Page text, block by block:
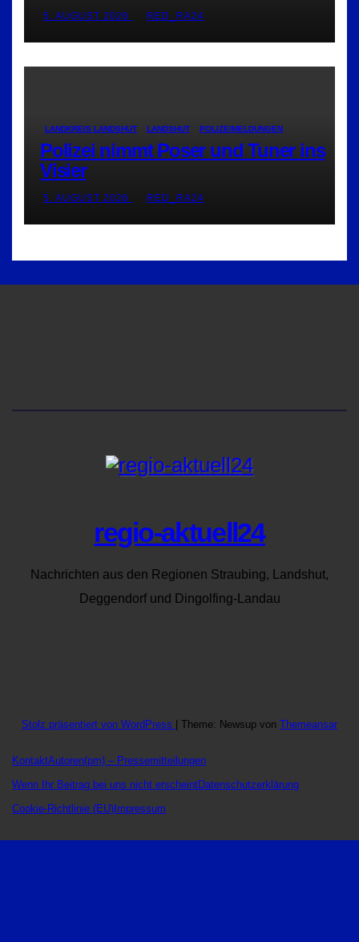
5. AUGUST 2026 RED_RA24
LANDKREIS LANDSHUT LANDSHUT POLIZEIMELDUNGEN
Polizei nimmt Poser und Tuner ins
Visier
5. AUGUST 2026 RED_RA24
regio-aktuell24
Nachrichten aus den Regionen Straubing, Landshut,
Deggendorf und Dingolfing-Landau
Stolz präsentiert von WordPress Theme: Newsup von Themeansar
KontaktAutoren(pm) – Pressemitteilungen
Wenn Ihr Beitrag bei uns nicht erscheintDatenschutzerklärung
Cookie-Richtlinie (EU) Impressum